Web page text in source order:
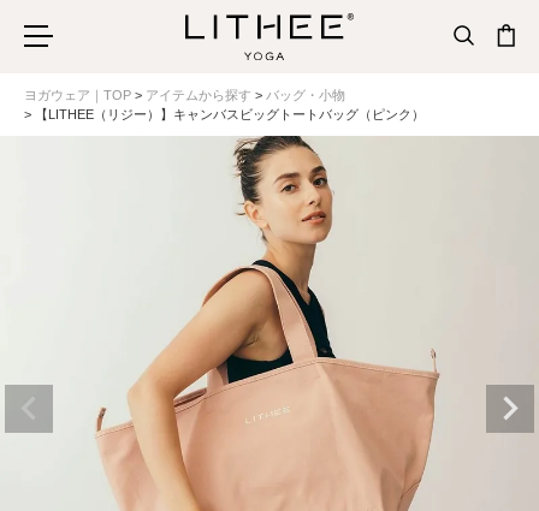
ヨガウェア｜TOP アイテムから探す
バッグ・小物
【LITHEE（リジー）】キャンバスビッグトートバッグ（ピンク）